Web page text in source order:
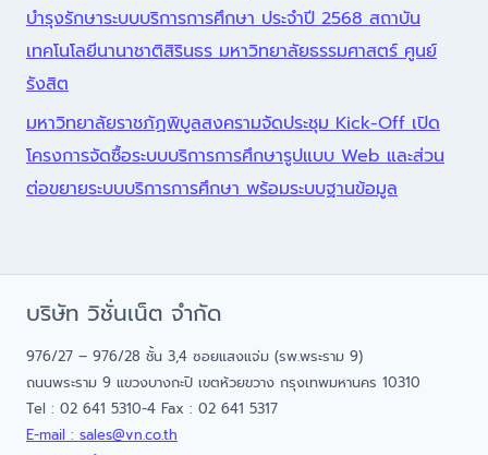
บำรุงรักษาระบบบริการการศึกษา ประจำปี 2568 สถาบัน
เทคโนโลยีนานาชาติสิรินธร มหาวิทยาลัยธรรมศาสตร์ ศูนย์
รังสิต
มหาวิทยาลัยราชภัฏพิบูลสงครามจัดประชุม Kick-Off เปิด
โครงการจัดซื้อระบบบริการการศึกษารูปแบบ Web และส่วน
ต่อขยายระบบบริการการศึกษา พร้อมระบบฐานข้อมูล
บริษัท วิชั่นเน็ต จำกัด
976/27 – 976/28 ชั้น 3,4 ซอยแสงแจ่ม (รพ.พระราม 9)
ถนนพระราม 9 แขวงบางกะปิ เขตห้วยขวาง กรุงเทพมหานคร 10310
Tel : 02 641 5310-4 Fax : 02 641 5317
E-mail : sales@vn.co.th